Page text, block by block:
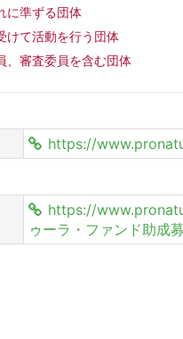
に準ずる団体
けて活動を行う団体
、審査委員を含む団体
https://
https://
ゥーラ・ファンド助成